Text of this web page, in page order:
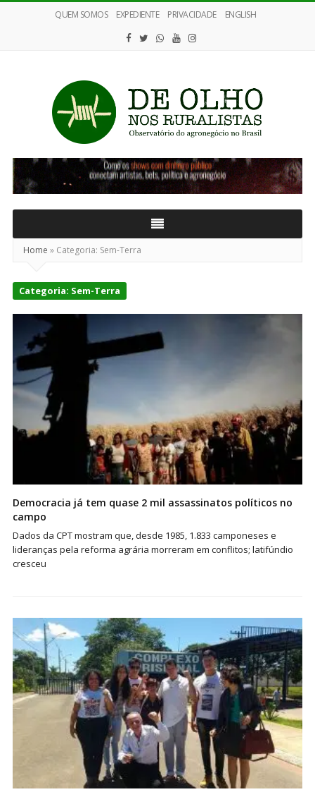
QUEM SOMOS EXPEDIENTE PRIVACIDADE ENGLISH
De
Olho
nos
Home » Categoria: Sem-Terra
Categoria: Sem-Terra
Democracia já tem quase 2 mil assassinatos políticos no
campo
Dados da CPT mostram que, desde 1985, 1.833 camponeses e
lideranças pela reforma agrária morreram em conflitos; latifúndio
cresceu